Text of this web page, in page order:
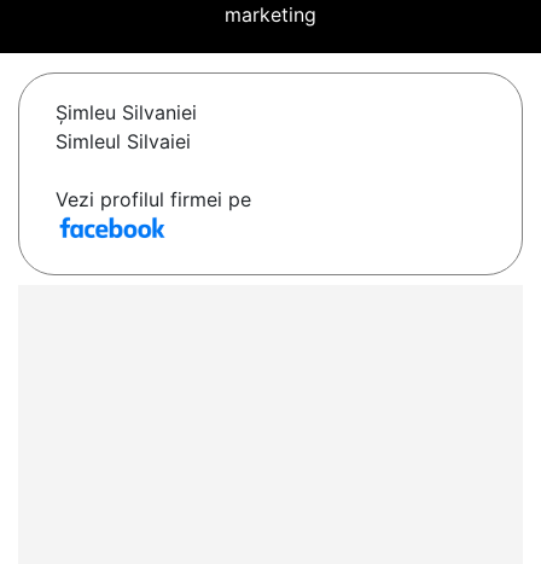
marketing
Şimleu Silvaniei
Simleul Silvaiei
Vezi profilul firmei pe